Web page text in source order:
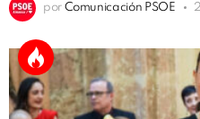
por Comunicación PSOE